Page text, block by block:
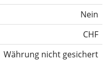
Nein
CHF
Währung nicht gesichert